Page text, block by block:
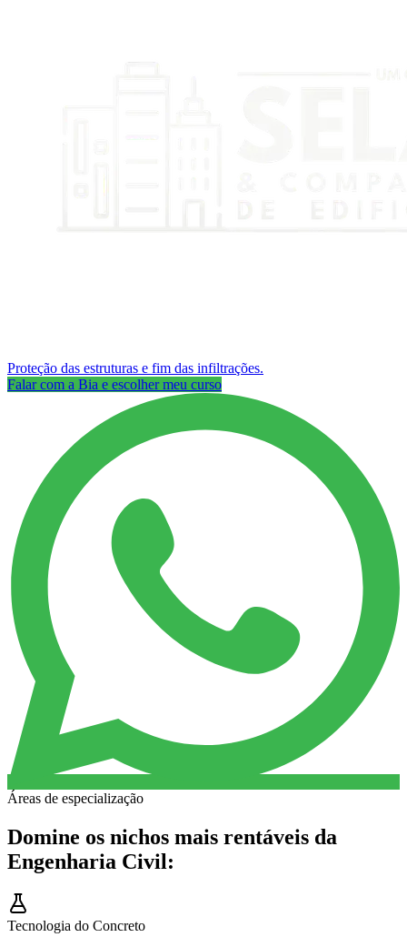
Proteção das estruturas e fim das infiltrações.
Falar com a Bia e escolher meu curso
Áreas de especialização
Domine os nichos mais rentáveis da
Engenharia Civil:
Tecnologia do Concreto